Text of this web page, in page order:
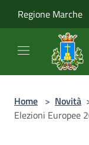
Regione Marche
Home > Novità
Elezioni Europee